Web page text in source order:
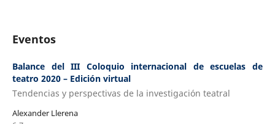
Eventos
Balance del III Coloquio internacional de escuelas de
teatro 2020 – Edición virtual
Tendencias y perspectivas de la investigación teatral
Alexander Llerena